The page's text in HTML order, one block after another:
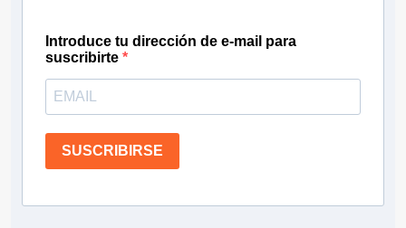
Introduce tu dirección de e-mail para
suscribirte
SUSCRIBIRSE